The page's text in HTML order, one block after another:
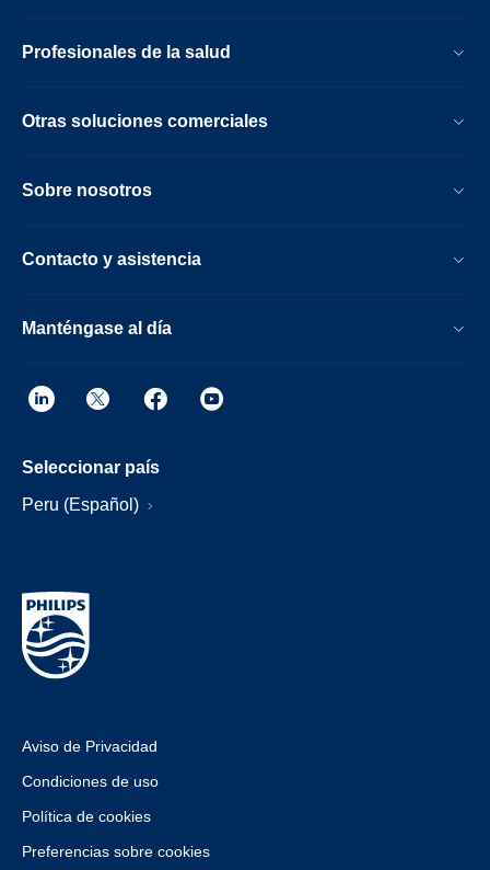
Profesionales de la salud
Otras soluciones comerciales
Sobre nosotros
Contacto y asistencia
Manténgase al día
Seleccionar país
Peru (Español)
Aviso de Privacidad
Condiciones de uso
Política de cookies
Preferencias sobre cookies